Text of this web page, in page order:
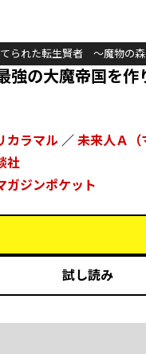
られた転生賢者 ～魔物の
の大魔帝国を作
カラマル ／ 未来人Ａ（
社
ガジンポケット
試し読み